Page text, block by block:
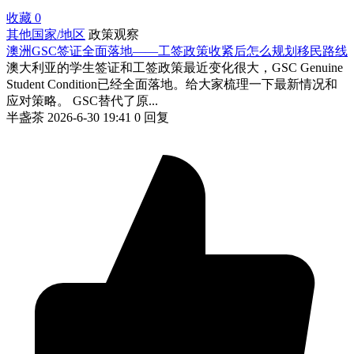
收藏 0
其他国家/地区 政策观察
澳洲GSC签证全面落地——工签政策收紧后怎么规划移民路线
澳大利亚的学生签证和工签政策最近变化很大，GSC Genuine
Student Condition已经全面落地。给大家梳理一下最新情况和
应对策略。 GSC替代了原...
半盏茶 2026-6-30 19:41 0 回复